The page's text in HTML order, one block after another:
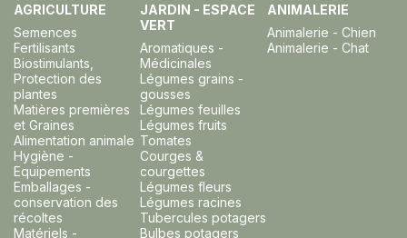
AGRICULTURE
Semences
Fertilisants
Biostimulants,
Protection des
plantes
Matières premières
et Graines
Alimentation animale
Hygiène -
Equipements
Emballages -
conservation des
récoltes
Matériels -
JARDIN - ESPACE
VERT
Aromatiques -
Médicinales
Légumes grains -
gousses
Légumes feuilles
Légumes fruits
Tomates
Courges &
courgettes
Légumes fleurs
Légumes racines
Tubercules potagers
Bulbes potagers
ANIMALERIE
Animalerie - Chien
Animalerie - Chat